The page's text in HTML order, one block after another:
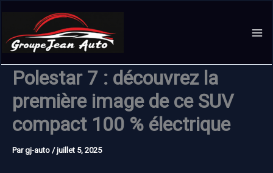
contenu
Polestar 7 : découvrez la
première image de ce SUV
compact 100 % électrique
Pargj-auto /juillet 5, 2025